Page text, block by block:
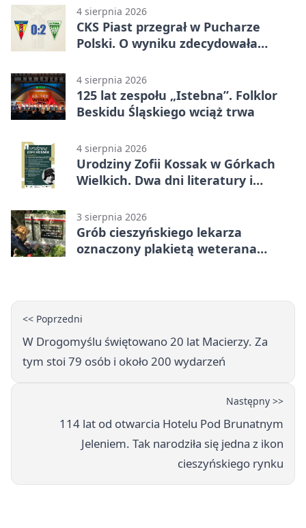
4 sierpnia 2026
CKS Piast przegrał w Pucharze
Polski. O wyniku zdecydowała
4 sierpnia 2026
125 lat zespołu „Istebna”. Folklor
Beskidu Śląskiego wciąż trwa
4 sierpnia 2026
Urodziny Zofii Kossak w Górkach
Wielkich. Dwa dni literatury i
3 sierpnia 2026
Grób cieszyńskiego lekarza
oznaczony plakietą weterana
<< Poprzedni
W Drogomyślu świętowano 20 lat Macierzy. Za
tym stoi 79 osób i około 200 wydarzeń
Następny >>
114 lat od otwarcia Hotelu Pod Brunatnym
Jeleniem. Tak narodziła się jedna z ikon
cieszyńskiego rynku